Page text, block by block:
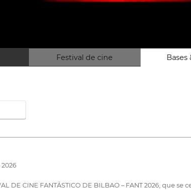
Festival de cine Bases
DE CINE FANTÁSTICO DE BILBAO – FANT 2026, que se